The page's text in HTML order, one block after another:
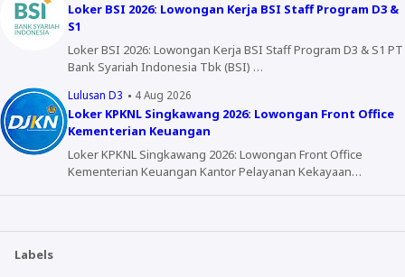
Loker BSI 2026: Lowongan Kerja BSI Staff Program D3 &
S1
Loker BSI 2026: Lowongan Kerja BSI Staff Program D3 & S1 PT
Bank Syariah Indonesia Tbk (BSI) …
Lulusan D3 4 Aug 2026
Loker KPKNL Singkawang 2026: Lowongan Front Office
Kementerian Keuangan
Loker KPKNL Singkawang 2026: Lowongan Front Office
Kementerian Keuangan Kantor Pelayanan Kekayaan…
Labels